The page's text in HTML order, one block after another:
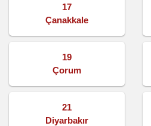
17
Çanakkale
19
Çorum
21
Diyarbakır